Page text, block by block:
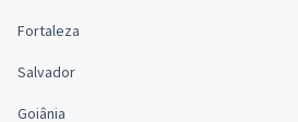
Fortaleza
Salvador
Goiânia